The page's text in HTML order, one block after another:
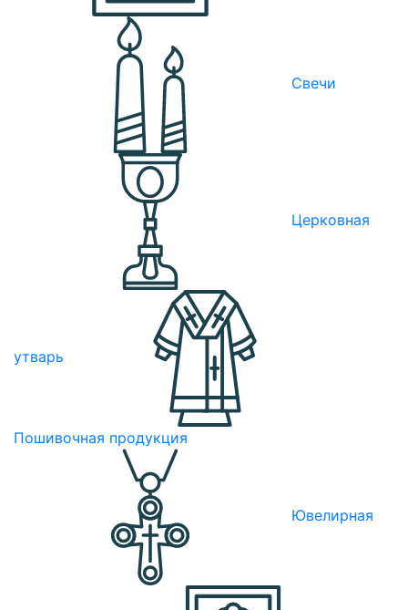
Свечи
Церковная
утварь
Пошивочная продукция
Ювелирная